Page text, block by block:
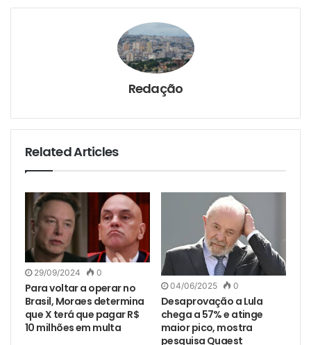
Redação
Related Articles
29/09/2024 0
Para voltar a operar no
Brasil, Moraes determina
que X terá que pagar R$
10 milhões em multa
04/06/2025 0
Desaprovação a Lula
chega a 57% e atinge
maior pico, mostra
pesquisa Quaest